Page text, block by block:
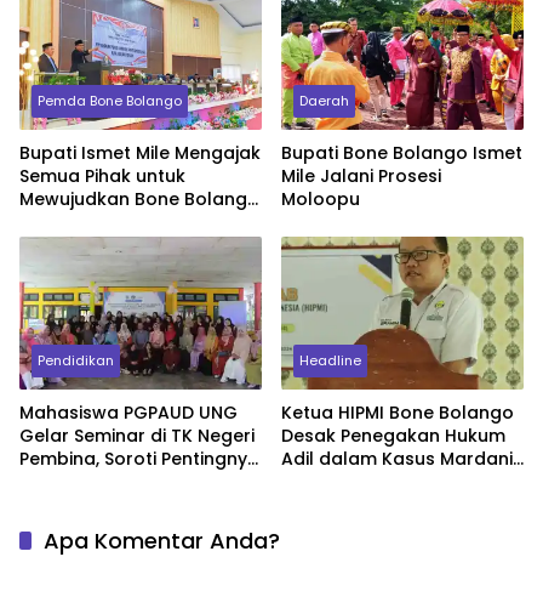
Pemda Bone Bolango
Bupati Ismet Mile Mengajak
Semua Pihak untuk
Mewujudkan Bone Bolango
Daerah
Bupati Bone Bolango Ismet
Mile Jalani Prosesi
Moloopu
Pendidikan
Mahasiswa PGPAUD UNG
Gelar Seminar di TK Negeri
Pembina, Soroti Pentingnya
Headline
Ketua HIPMI Bone Bolango
Desak Penegakan Hukum
Adil dalam Kasus Mardani
Apa Komentar Anda?